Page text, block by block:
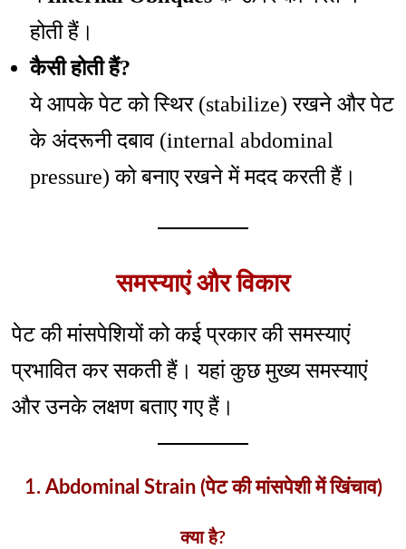
होती हैं।
कैसी होती हैं?
ये आपके पेट को स्थिर (stabilize) रखने और पेट
के अंदरूनी दबाव (internal abdominal
pressure) को बनाए रखने में मदद करती हैं।
समस्याएं और विकार
पेट की मांसपेशियों को कई प्रकार की समस्याएं
प्रभावित कर सकती हैं। यहां कुछ मुख्य समस्याएं
और उनके लक्षण बताए गए हैं।
1. Abdominal Strain (पेट की मांसपेशी में खिंचाव)
क्या है?